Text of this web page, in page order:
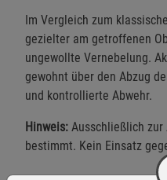
Im Vergleich zum
gezielter am getroffenen
ungewollte Vernebelung.
gewohnt über den Abzug
und kontrollierte Abwehr.
Hinweis: Ausschließlich
bestimmt. Kein Einsatz